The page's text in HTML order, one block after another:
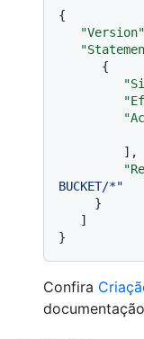
{
"Version"
{
] ,
BUCKET/*"
}
]
}
Confira